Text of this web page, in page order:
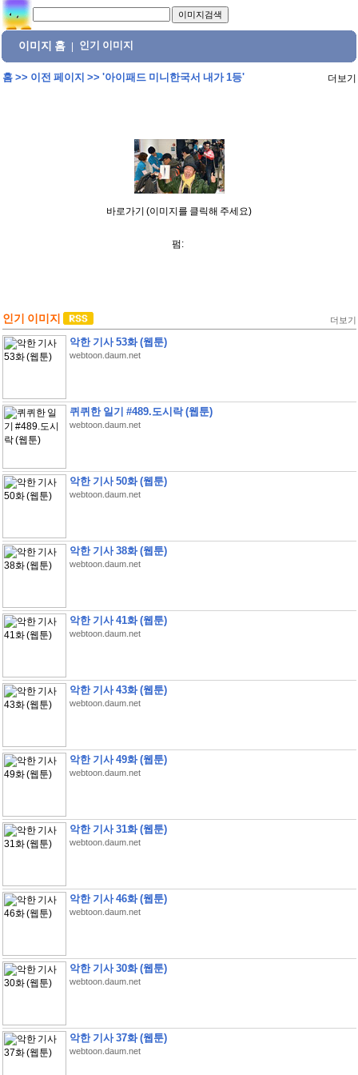
이미지 홈 인기 이미지
홈>> 이전 페이지 >> '아이패드 미니한국서 내가 1등' 더보기
바로가기 (이미지를 클릭해 주세요)
펌:
인기 이미지 더보기
악한 기사 53화 (웹툰)
webtoon.daum.net
퀴퀴한 일기 #489.도시락 (웹툰)
webtoon.daum.net
악한 기사 50화 (웹툰)
webtoon.daum.net
악한 기사 38화 (웹툰)
webtoon.daum.net
악한 기사 41화 (웹툰)
webtoon.daum.net
악한 기사 43화 (웹툰)
webtoon.daum.net
악한 기사 49화 (웹툰)
webtoon.daum.net
악한 기사 31화 (웹툰)
webtoon.daum.net
악한 기사 46화 (웹툰)
webtoon.daum.net
악한 기사 30화 (웹툰)
webtoon.daum.net
악한 기사 37화 (웹툰)
webtoon.daum.net